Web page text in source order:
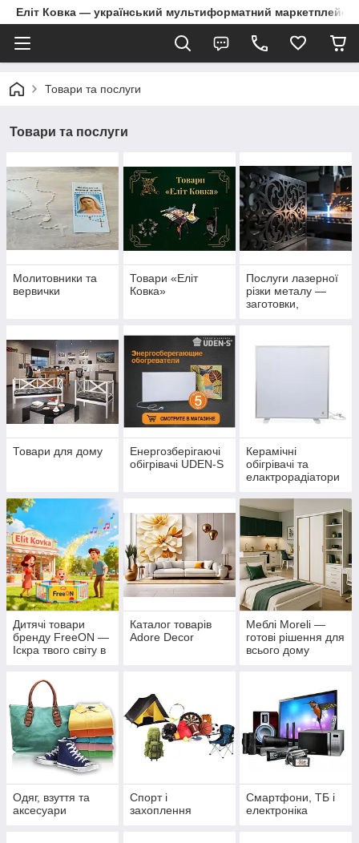
Еліт Ковка — український мультиформатний маркетплейс
Товари та послуги
Товари та послуги
Молитовники та
вервички
Товари «Еліт
Ковка»
Послуги лазерної
різки металу —
заготовки,
Товари для дому
Енергозберігаючі
обігрівачі UDEN-S
Керамічні
обігрівачі та
елактрорадіатори
Дитячі товари
бренду FreeON —
Іскра твого світу в
Каталог товарів
Adore Decor
Меблі Moreli —
готові рішення для
всього дому
Одяг, взуття та
аксесуари
Спорт і
захоплення
Смартфони, ТБ і
електроніка